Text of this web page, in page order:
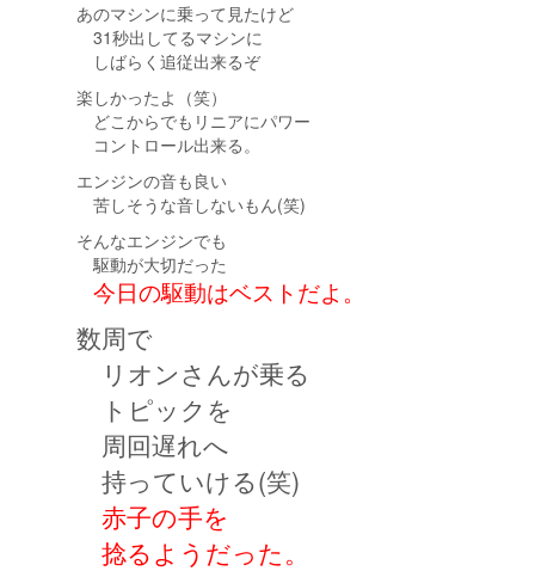
あのマシンに乗って見たけど
31秒出してるマシンに
しばらく追従出来るぞ
楽しかったよ（笑）
どこからでもリニアにパワー
コントロール出来る。
エンジンの音も良い
苦しそうな音しないもん(笑)
そんなエンジンでも
駆動が大切だった
今日の駆動はベストだよ。
数周で
リオンさんが乗る
トピックを
周回遅れへ
持っていける(笑)
赤子の手を
捻るようだった。